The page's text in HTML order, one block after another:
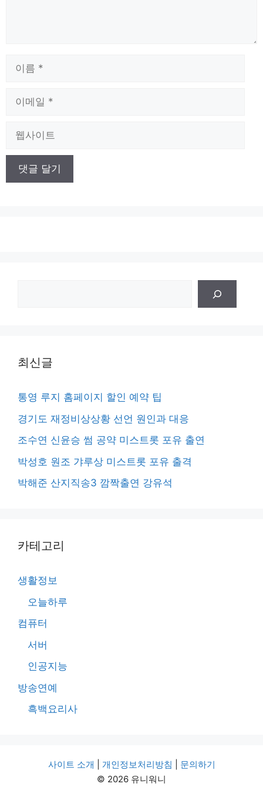
최신글
통영 루지 홈페이지 할인 예약 팁
경기도 재정비상상황 선언 원인과 대응
조수연 신윤승 썸 공약 미스트롯 포유 출연
박성호 원조 갸루상 미스트롯 포유 출격
박해준 산지직송3 깜짝출연 강유석
카테고리
생활정보
오늘하루
컴퓨터
서버
인공지능
방송연예
흑백요리사
사이트 소개 개인정보처리방침
문의하기
© 2026 유니워니